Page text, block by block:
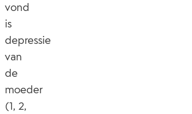
vond
is
depressie
van
de
moeder
(1, 2,